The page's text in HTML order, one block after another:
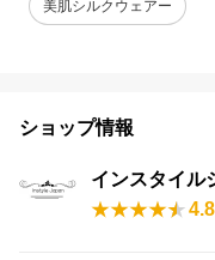
美肌シルクウェアー
ショップ情報
インスタイル